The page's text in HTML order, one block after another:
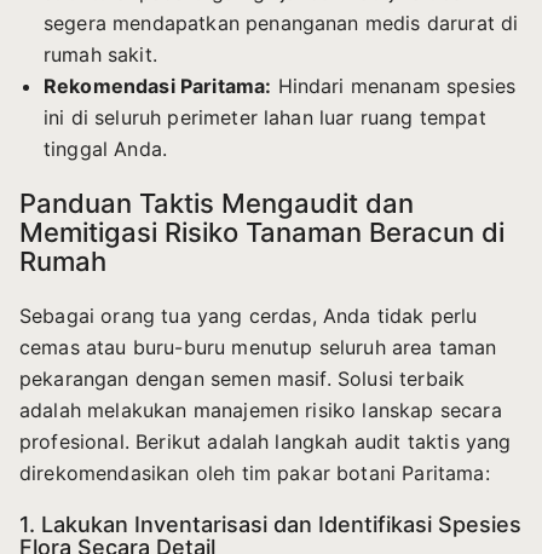
segera mendapatkan penanganan medis darurat di
rumah sakit.
Rekomendasi Paritama: Hindari menanam spesies
ini di seluruh perimeter lahan luar ruang tempat
tinggal Anda.
Panduan Taktis Mengaudit dan
Memitigasi Risiko Tanaman Beracun di
Rumah
Sebagai orang tua yang cerdas, Anda tidak perlu
cemas atau buru-buru menutup seluruh area taman
pekarangan dengan semen masif. Solusi terbaik
adalah melakukan manajemen risiko lanskap secara
profesional. Berikut adalah langkah audit taktis yang
direkomendasikan oleh tim pakar botani Paritama:
1. Lakukan Inventarisasi dan Identifikasi Spesies
Flora Secara Detail